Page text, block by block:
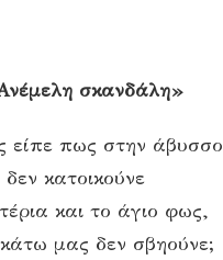
σκανδάλη»
είπε πως στην άβυσσο
κατοικούνε
και το άγιο φως,
μας δεν σβηούνε;